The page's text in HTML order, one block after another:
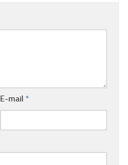
E-mail *